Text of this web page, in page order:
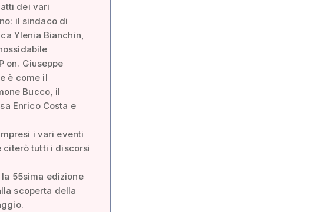
dei vari
il sindaco di
Ylenia Bianchin,
on. Giuseppe
è come il
Bucco, il
Enrico Costa e
i vari eventi
citerò tutti i discorsi
55sima edizione
scoperta della